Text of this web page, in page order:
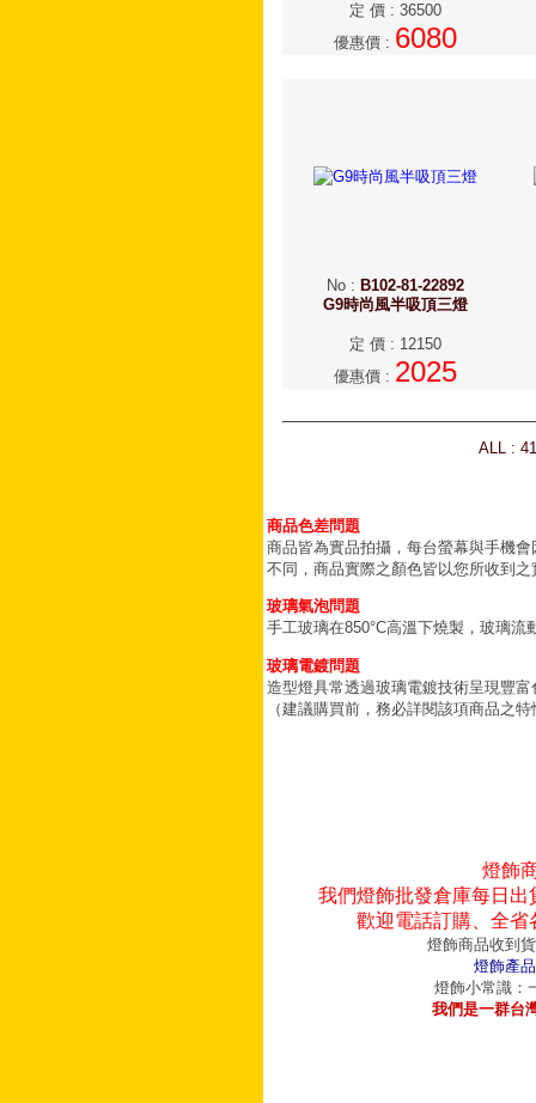
定 價: 36500
優惠價: 6080
No: B102-81-22892
G9時尚風半吸頂三燈
定 價: 12150
優惠價: 2025
ALL :
商品色差問題
商品皆為實品拍攝，每台螢幕與手機
不同，商品實際之顏色皆以您所收到之
玻璃氣泡問題
手工玻璃在850°C高溫下燒製，玻璃
玻璃電鍍問題
造型燈具常透過玻璃電鍍技術呈現豐
（建議購買前，務必詳閱該項商品之
燈飾
我們燈飾批發倉庫每日
歡迎電話訂購、全
燈飾商品收到
燈飾產
燈飾小常識：
我們是一群台